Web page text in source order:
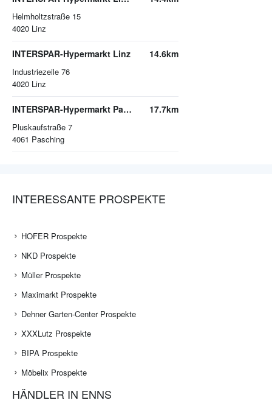
Helmholtzstraße 15
4020 Linz
INTERSPAR-Hypermarkt Linz
Industriezeile 76
4020 Linz
14.6km
INTERSPAR-Hypermarkt Pasching, PLUS CITY
Pluskaufstraße 7
4061 Pasching
17.7km
INTERESSANTE PROSPEKTE
HOFER Prospekte
NKD Prospekte
Müller Prospekte
Maximarkt Prospekte
Dehner Garten-Center Prospekte
XXXLutz Prospekte
BIPA Prospekte
Möbelix Prospekte
HÄNDLER IN ENNS